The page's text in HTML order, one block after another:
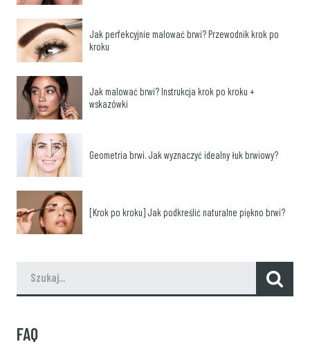
Jak perfekcyjnie malować brwi? Przewodnik krok po
kroku
Jak malować brwi? Instrukcja krok po kroku +
wskazówki
Geometria brwi. Jak wyznaczyć idealny łuk brwiowy?
[Krok po kroku] Jak podkreślić naturalne piękno brwi?
FAQ